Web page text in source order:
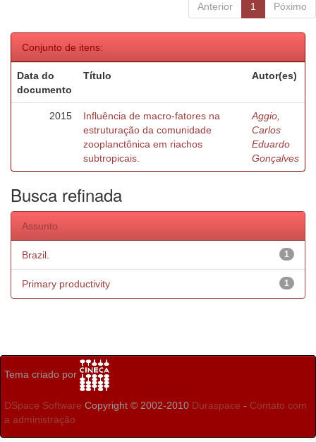
Anterior 1 Póximo
Conjunto de itens:
Data do
documento
Título Autor(es)
2015
Influência de macro-fatores na
estruturação da comunidade
zooplanctônica em riachos
subtropicais.
Aggio,
Carlos
Eduardo
Gonçalves
Busca refinada
Assunto
1
Brazil.
1
Primary productivity
Tema criado por
DSpace Software Copyright © 2002-2010 Duraspace - Contato com
a administração